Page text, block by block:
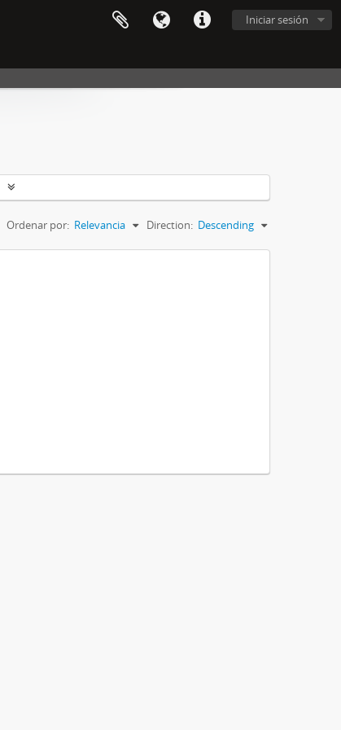
Iniciar sesión
Ordenar por: Relevancia Direction: Descending